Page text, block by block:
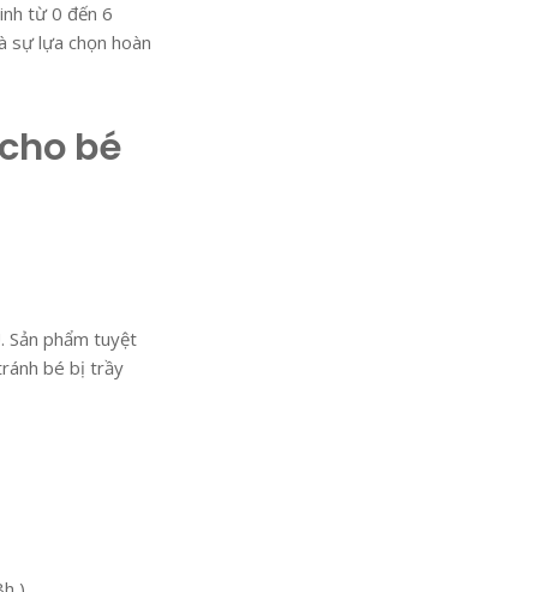
từ 0 đến 6
sự lựa chọn hoàn
bé
Sản phẩm tuyệt
bé bị trầy